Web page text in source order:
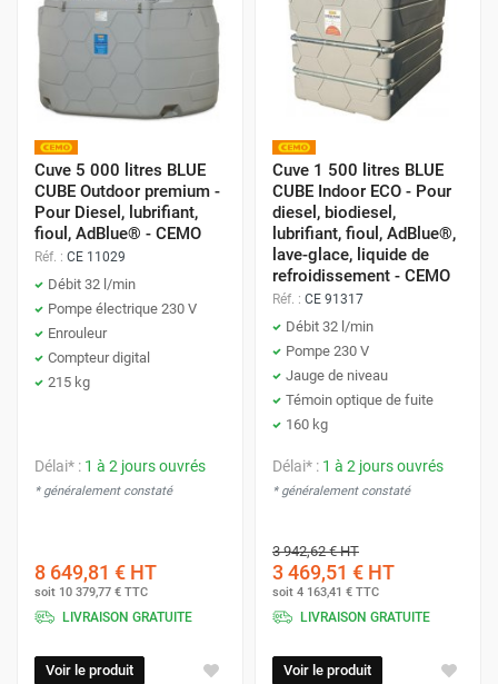
Pistolet automatique
avec arrêt de remplissage.
Pompes auto-amorçantes
rapides.
Avertisseur de trop-plein
pour éviter les
débordements.
Modèles cadenassables
pour la sécurité du stock.
Parcourez notre catalogue et commandez la cuve de
transport ou de distribution AdBlue® qui répondra
parfaitement aux exigences de votre flotte !
Cuve 5 000 litres BLUE
CUBE Outdoor premium -
Pour Diesel, lubrifiant,
fioul, AdBlue® - CEMO
Réf. : CE 11029
Débit 32 l/min
Pompe électrique 230 V
Enrouleur
Compteur digital
215 kg
Délai* : 1 à 2 jours ouvrés
* généralement constaté
8 649,81 € HT
soit 10 379,77 € TTC
LIVRAISON GRATUITE
Voir le produit
Cuve 1 500 litres BLUE
CUBE Indoor ECO - Pour
diesel, biodiesel,
lubrifiant, fioul, AdBlue®,
lave-glace, liquide de
refroidissement - CEMO
Réf. : CE 91317
Débit 32 l/min
Pompe 230 V
Jauge de niveau
Témoin optique de fuite
160 kg
Délai* : 1 à 2 jours ouvrés
* généralement constaté
3 942,62 €HT
3 469,51 € HT
soit 4 163,41 € TTC
LIVRAISON GRATUITE
Voir le produit